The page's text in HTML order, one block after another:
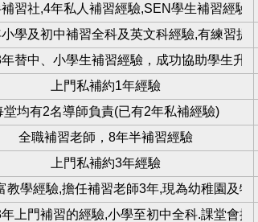
習社,4年私人補習經驗,SEN學生補習經驗
學及初中補習全科及英文科經驗,有練習提供
替中、小學生補習經驗，成功協助學生升上
上門私補約1年經驗
堂均有2名導師負責(已有2年私補經驗)
全職補習老師，8年半補習經驗
上門私補約3年經驗
私補/zoom
教學經驗,擔任補習老師3年,現為幼稚園及特
上門補習的經驗,小學至初中全科.課堂會